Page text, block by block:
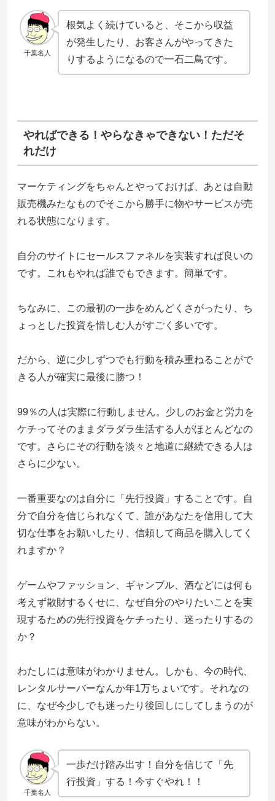
千葉名人
根気よく続けていると、そこから収益
が発生したり、お客さんがやってきた
りするようになるので一石二鳥です。
やればできる！やらなきゃできない！ただそ
れだけ
マーケティングをちゃんとやっておけば、あとは自動
販売機みたなものでそこから勝手に物やサービスが売
れる状態になります。
自分のサイトにセールスファネルを実装すれば良いの
です。これもやれば誰でもできます。簡単です。
ちなみに、この最初の一歩をめんどくさがったり、ち
ょっとした投資を惜しむ人がすごく多いです。
だから、逆に少しずつでも行動を積み重ねることがで
きる人が確実に最後に勝つ！
99％の人は実際に行動しません。少しのお金と労力を
ケチってそのままダラダラ生活する人がほとんどなの
です。さらにその行動を淡々と地道に継続できる人は
さらに少ない。
一番重要なのは自分に「先行投資」することです。自
分で自分を信じられなくて、誰があなたを信用して大
切な仕事をお願いしたり、信頼して商品を購入してく
れますか？
ゲームやファッション、ギャンブル、酒などには何も
考えず散財するくせに、なぜ自分のやりたいことを実
現するための先行投資をケチったり、迷ったりするの
か？
わたしには意味がわかりません。しかも、今の時代、
レンタルサーバーなんか年1万ちょいです。それなの
に、なぜ今少しでも迷ったり後回しにしてしまうのが
意味がわからない。
千葉名人
一歩だけ踏み出す！自分を信じて「先
行投資」する！今すぐやれ！！